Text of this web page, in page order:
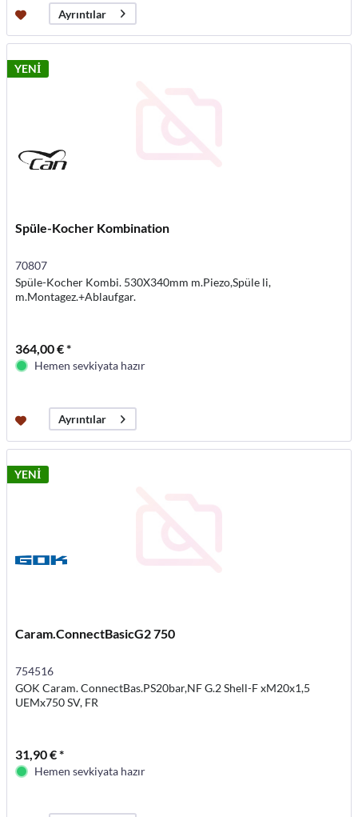
Ayrıntılar
YENİ
Spüle-Kocher Kombination
70807
Spüle-Kocher Kombi. 530X340mm m.Piezo,Spüle li,
m.Montagez.+Ablaufgar.
364,00 € *
Hemen sevkiyata hazır
Ayrıntılar
YENİ
Caram.ConnectBasicG2 750
754516
GOK Caram. ConnectBas.PS20bar,NF G.2 Shell-F xM20x1,5
UEMx750 SV, FR
31,90 € *
Hemen sevkiyata hazır